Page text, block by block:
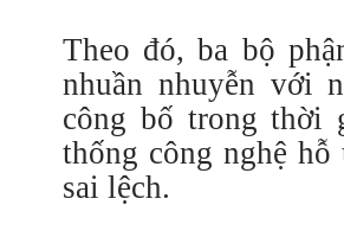
Theo đó, ba bộ
nhuần nhuyễn với
công bố trong thời
thống công nghệ
sai lệch.